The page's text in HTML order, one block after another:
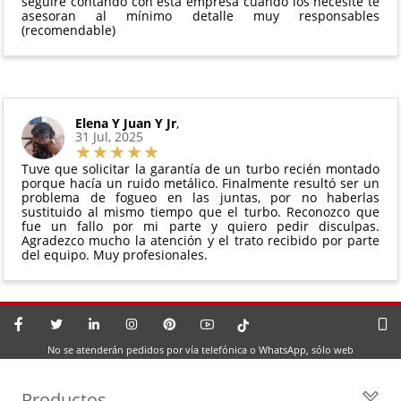
asesoran al mínimo detalle muy responsables
(recomendable)
Elena Y Juan Y Jr,
31 Jul, 2025
Tuve que solicitar la garantía de un turbo recién montado
porque hacía un ruido metálico. Finalmente resultó ser un
problema de fogueo en las juntas, por no haberlas
sustituido al mismo tiempo que el turbo. Reconozco que
fue un fallo por mi parte y quiero pedir disculpas.
Agradezco mucho la atención y el trato recibido por parte
del equipo. Muy profesionales.
No se atenderán pedidos por vía telefónica o WhatsApp, sólo web